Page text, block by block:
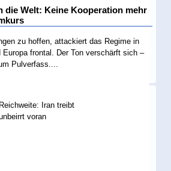
die Welt: Keine Kooperation mehr
zu hoffen, attackiert das Regime in
Europa frontal. Der Ton verschärft sich –
Pulverfass....